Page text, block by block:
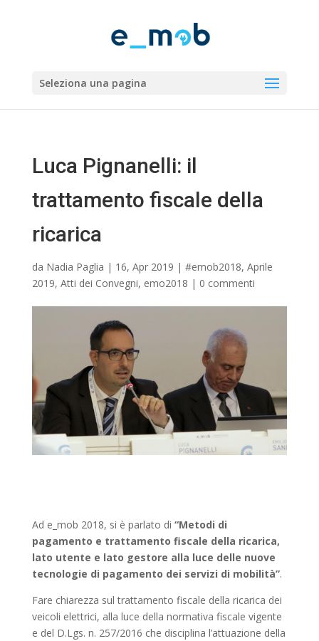
Seleziona una pagina
Luca Pignanelli: il
trattamento fiscale della
ricarica
da Nadia Paglia | 16, Apr 2019 | #emob2018, Aprile
2019, Atti dei Convegni, emo2018 | 0 commenti
Ad e_mob 2018, si è parlato di “Metodi di
pagamento e trattamento fiscale della ricarica,
lato utente e lato gestore alla luce delle nuove
tecnologie di pagamento dei servizi di mobilità”.
Fare chiarezza sul trattamento fiscale della ricarica dei
veicoli elettrici, alla luce della normativa fiscale vigente
e del D.Lgs. n. 257/2016 che disciplina l’attuazione della